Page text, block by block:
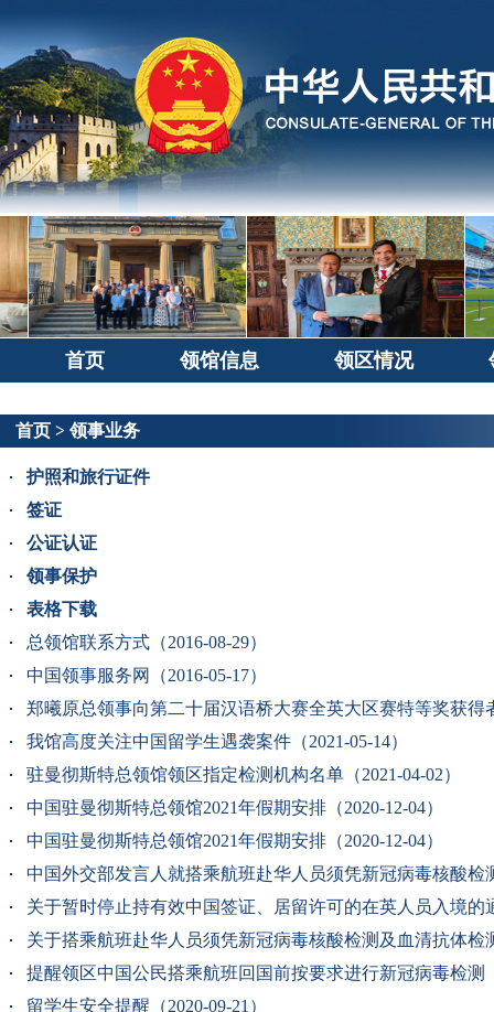
首页 领馆信息 领区情况
首页 > 领事业务
护照和旅行证件
签证
公证认证
领事保护
表格下载
总领馆联系方式（2016-08-29）
中国领事服务网（2016-05-17）
郑曦原总领事向第二十届汉语桥大赛全英大区赛特等奖获得
我馆高度关注中国留学生遇袭案件（2021-05-14）
驻曼彻斯特总领馆领区指定检测机构名单（2021-04-02）
中国驻曼彻斯特总领馆2021年假期安排（2020-12-04）
中国驻曼彻斯特总领馆2021年假期安排（2020-12-04）
中国外交部发言人就搭乘航班赴华人员须凭新冠病毒核酸
关于暂时停止持有效中国签证、居留许可的在英人员入境的
关于搭乘航班赴华人员须凭新冠病毒核酸检测及血清抗体检
提醒领区中国公民搭乘航班回国前按要求进行新冠病毒检测
留学生安全提醒（2020-09-21）